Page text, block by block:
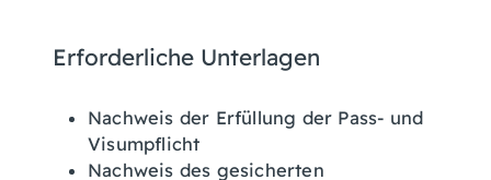
Erforderliche Unterlagen
Nachweis der Erfüllung der Pass- und
Visumpflicht
Nachweis des gesicherten